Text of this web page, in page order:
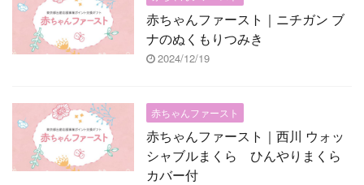
赤ちゃんファースト｜ニチガン ブ
ナのぬくもりつみき
2024/12/19
赤ちゃんファースト
赤ちゃんファースト｜西川 ウォッ
シャブルまくら ひんやりまくら
カバー付